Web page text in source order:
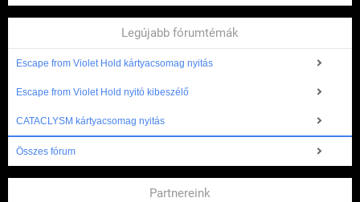
Legújabb fórumtémák
Escape from Violet Hold kártyacsomag nyitás
Escape from Violet Hold nyitó kibeszélő
CATACLYSM kártyacsomag nyitás
Összes fórum
Partnereink